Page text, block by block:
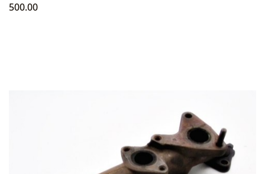
500.00